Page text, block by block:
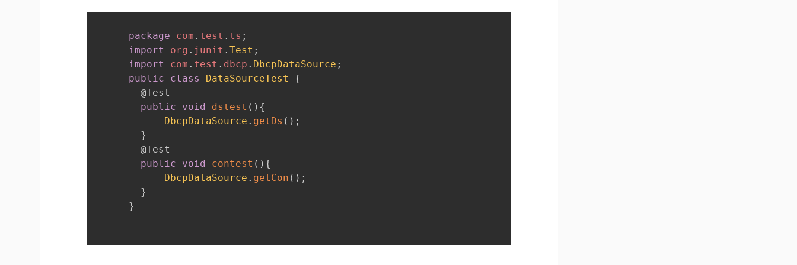
package com . test . ts ;
import
org . junit .Test ;
import
com . test . dbcp . DbcpDataSource ;
public
class DataSourceTest
{
@Test
public
void dstest ( ) {
DbcpDataSource . getDs ( ) ;
}
@Test
public
void contest ( ) {
DbcpDataSource . getCon ( ) ;
}
}